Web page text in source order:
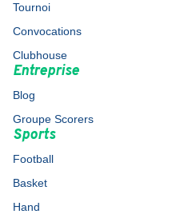
Tournoi
Convocations
Clubhouse
Entreprise
Blog
Groupe Scorers
Sports
Football
Basket
Hand